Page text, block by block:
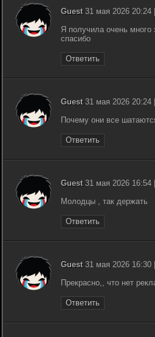
Guest31 мая 2026 20:24
Я получила очень много
спасибо
Ответить
Guest31 мая 2026 20:24
Почему они все
Ответить
Guest31 мая 2026 16:54
Молодцы , так держать
Ответить
Guest31 мая 2026 16:30
Прекрасно,, что нет
Ответить